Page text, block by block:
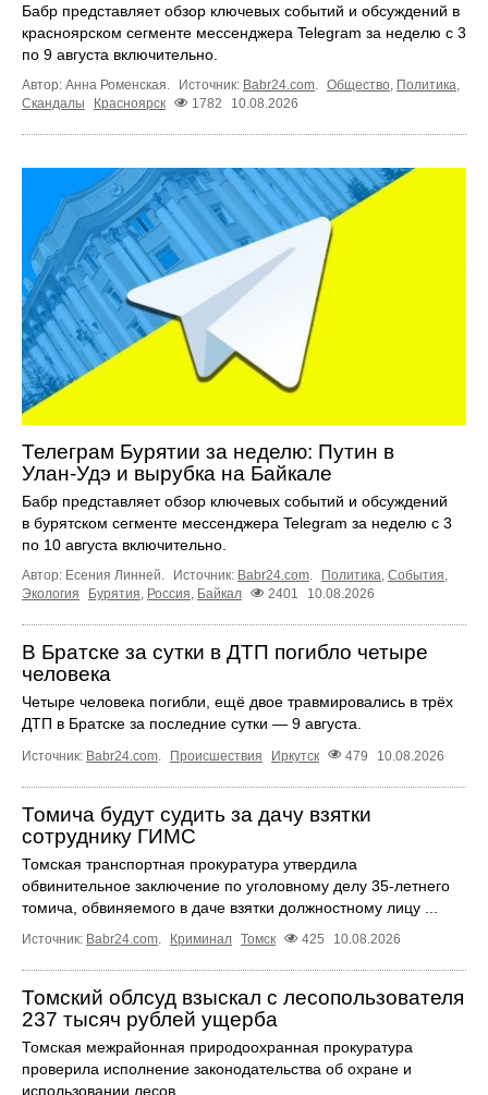
Бабр представляет обзор ключевых событий и обсуждений в
красноярском сегменте мессенджера Telegram за неделю с 3
по 9 августа включительно.
Автор: Анна Роменская. Источник: Babr24.com Общество Политика
Скандалы
Красноярск 1782 10.08.2026
Телеграм Бурятии за неделю: Путин в
Улан‑Удэ и вырубка на Байкале
Бабр представляет обзор ключевых событий и обсуждений
в бурятском сегменте мессенджера Telegram за неделю с 3
по 10 августа включительно.
Автор: Есения Линней. Источник: Babr24.com. Политика, События,
Экология
Бурятия, Россия, Байкал 2401 10.08.2026
В Братске за сутки в ДТП погибло четыре
человека
Четыре человека погибли, ещё двое травмировались в трёх
ДТП в Братске за последние сутки — 9 августа.
Источник: Babr24.com Происшествия Иркутск 479 10.08.2026
Томича будут судить за дачу взятки
сотруднику ГИМС
Томская транспортная прокуратура утвердила
обвинительное заключение по уголовному делу 35-летнего
томича, обвиняемого в даче взятки должностному лицу ...
Источник: Babr24.com Криминал Томск 425 10.08.2026
Томский облсуд взыскал с лесопользователя
237 тысяч рублей ущерба
Томская межрайонная природоохранная прокуратура
проверила исполнение законодательства об охране и
использовании лесов.